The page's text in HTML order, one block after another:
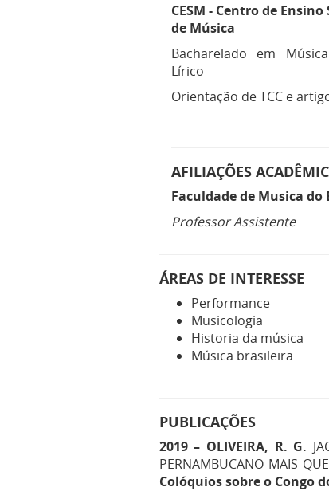
CESM - Centro de Ensino
de Música
Bacharelado em
Lírico
Orientação de TCC e
AFILIAÇÕES
Faculdade de Musica
Professor Assistente
ÁREAS DE INTERESSE
Performance
Musicologia
Historia da música
Música brasileira
PUBLICAÇÕES
2019 – OLIVEIRA, R. G.
PERNAMBUCANO MAIS
Colóquios sobre o Congo